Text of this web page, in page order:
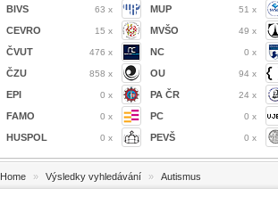
BIVS 63 x
CEVRO 15 x
ČVUT 476 x
ČZU 858 x
EPI 0 x
FAMO 0 x
HUSPOL 0 x
MUP 51 x
MVŠO 49 x
NC 0 x
OU 94 x
PA ČR 24 x
PC 0 x
PEVŠ 0 x
Home » Výsledky vyhledávání » Autismus